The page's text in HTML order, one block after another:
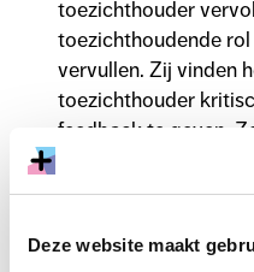
Deze website maakt
toezichthouder
toezichthoudende
vervullen. Zij vinden
toezichthouder
feedback te geven.
ervoor zorgen dat
overwegingen de